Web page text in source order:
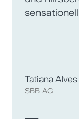
Spass.
Tatiana Alves
SBB AG